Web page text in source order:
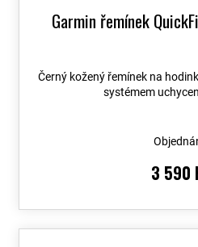
Garmin řemínek
Černý kožený řemínek na
systémem
3 590